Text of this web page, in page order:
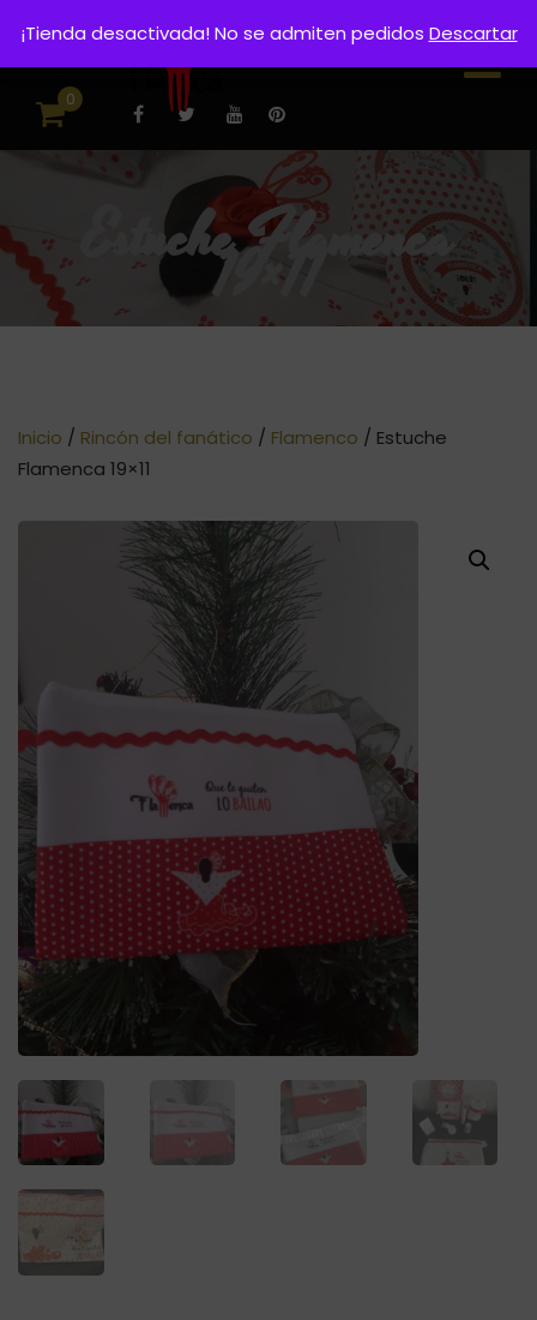
0
Estuche Flamenca
19×11
Inicio / Rincón del fanático / Flamenco / Estuche
Flamenca 19×11
¡Tienda desactivada! No se admiten pedidos Descartar